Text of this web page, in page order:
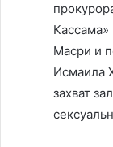
Масри и
Исмаила
захват